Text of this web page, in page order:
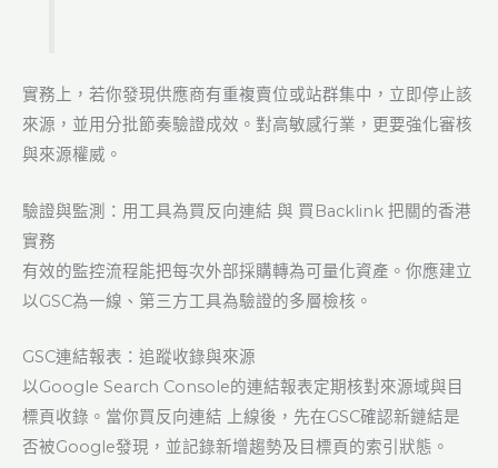
實務上，若你發現供應商有重複賣位或站群集中，立即停止該
來源，並用分批節奏驗證成效。對高敏感行業，更要強化審核
與來源權威。
驗證與監測：用工具為買反向連結 與 買Backlink 把關的香港
實務
有效的監控流程能把每次外部採購轉為可量化資產。你應建立
以GSC為一線、第三方工具為驗證的多層檢核。
GSC連結報表：追蹤收錄與來源
以Google Search Console的連結報表定期核對來源域與目
標頁收錄。當你買反向連結 上線後，先在GSC確認新鏈結是
否被Google發現，並記錄新增趨勢及目標頁的索引狀態。